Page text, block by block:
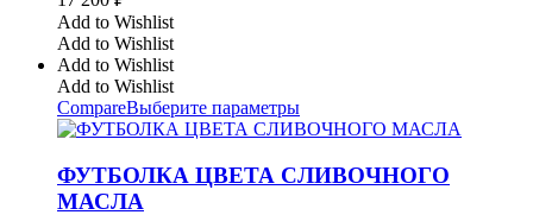
Add to Wishlist
Add to Wishlist
Add to Wishlist
Add to Wishlist
CompareВыберите параметры
ФУТБОЛКА ЦВЕТА СЛИВОЧНОГО
МАСЛА